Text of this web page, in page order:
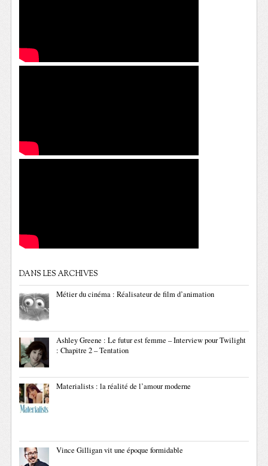
DANS LES ARCHIVES
Métier du cinéma : Réalisateur de film d’animation
Ashley Greene : Le futur est femme – Interview pour Twilight
: Chapitre 2 – Tentation
Materialists : la réalité de l’amour moderne
Vince Gilligan vit une époque formidable